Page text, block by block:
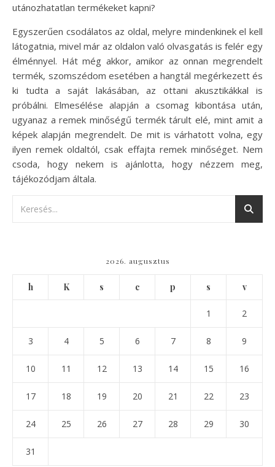
utánozhatatlan termékeket kapni?
Egyszerűen csodálatos az oldal, melyre mindenkinek el kell
látogatnia, mivel már az oldalon való olvasgatás is felér egy
élménnyel. Hát még akkor, amikor az onnan megrendelt
termék, szomszédom esetében a hangtál megérkezett és
ki tudta a saját lakásában, az ottani akusztikákkal is
próbálni. Elmesélése alapján a csomag kibontása után,
ugyanaz a remek minőségű termék tárult elé, mint amit a
képek alapján megrendelt. De mit is várhatott volna, egy
ilyen remek oldaltól, csak effajta remek minőséget. Nem
csoda, hogy nekem is ajánlotta, hogy nézzem meg,
tájékozódjam általa.
2026. augusztus
h K s c p s v
1 2
3 4 5 6 7 8 9
10 11 12 13 14 15 16
17 18 19 20 21 22 23
24 25 26 27 28 29 30
31